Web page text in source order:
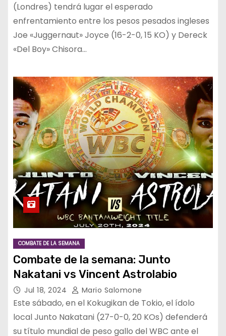
(Londres) tendrá lugar el esperado
enfrentamiento entre los pesos pesados ingleses
Joe «Juggernaut» Joyce (16-2-0, 15 KO) y Dereck
«Del Boy» Chisora…
COMBATE DE LA SEMANA
Combate de la semana: Junto
Nakatani vs Vincent Astrolabio
Jul 18, 2024 Mario Salomone
Este sábado, en el Kokugikan de Tokio, el ídolo
local Junto Nakatani (27-0-0, 20 KOs) defenderá
su título mundial de peso gallo del WBC ante el